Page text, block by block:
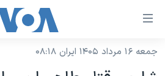
لینکهای
دسترسی
جمعه ۱۶ مرداد ۱۴۰۵ ایران ۰۸:۱۸